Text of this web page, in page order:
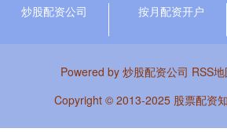
炒股配资公司 按月配资开户
Powered by 炒股配资公司 RSS
Copyright © 2013-2025 股票配资